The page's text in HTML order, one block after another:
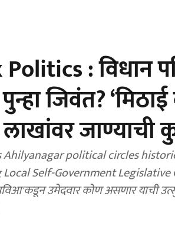
: विधान
जिवंत?
political circles
Self-Government Legislative
उमेदवार कोण असणार याची